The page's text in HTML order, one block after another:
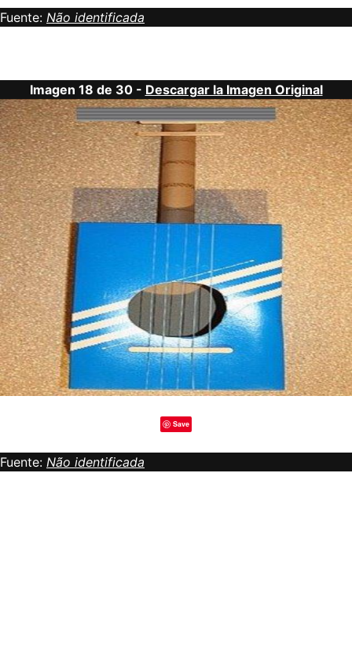
Fuente: Não identificada
Imagen 18 de 30 - Descargar la Imagen Original
Save
Fuente: Não identificada